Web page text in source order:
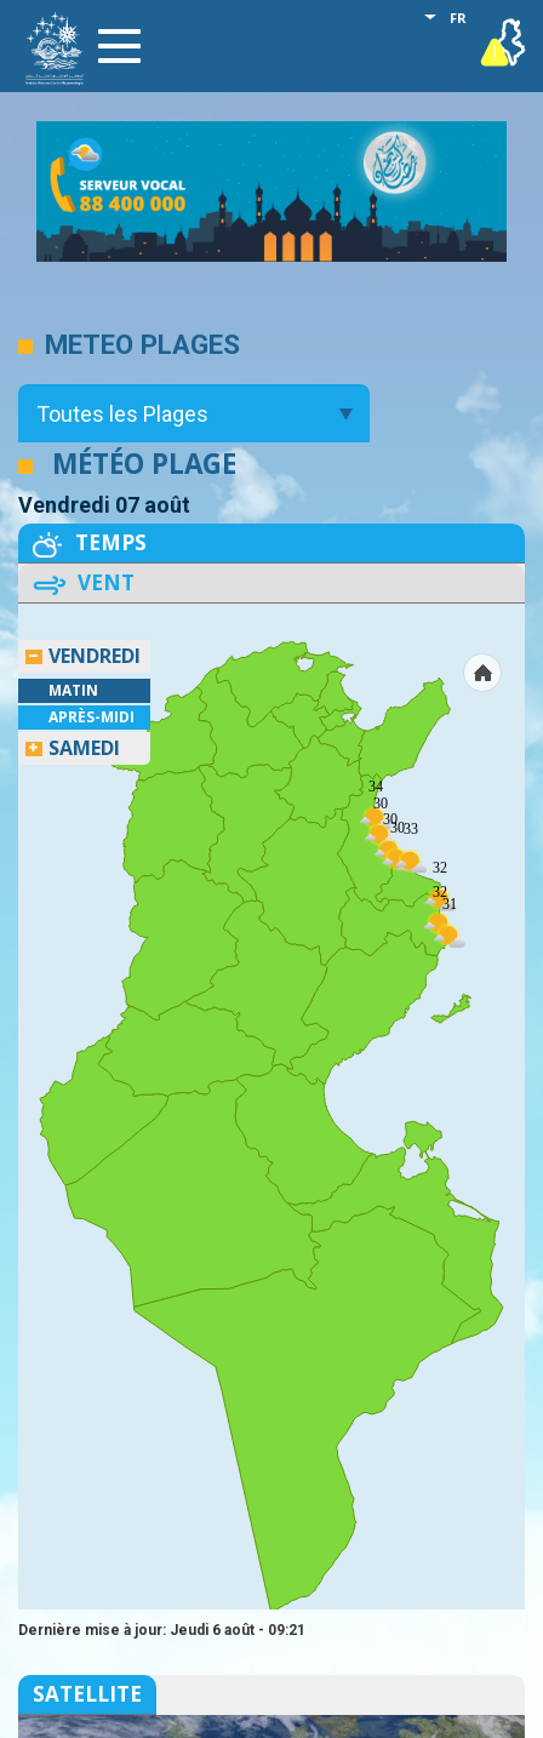
contenu
Toggle
navigation
FR
Lister les
vigilance
METEO PLAGES
MÉTÉO PLAGE
Vendredi 07 août
TEMPS
VENT
34
30
30
3033
32
32
31
Dernière mise à jour: Jeudi 6 août - 09:21
VENDREDI
MATIN
APRÈS-MIDI
SAMEDI
SATELLITE